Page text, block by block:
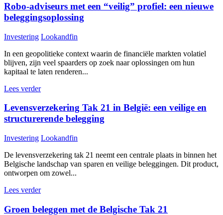
Robo-adviseurs met een “veilig” profiel: een nieuwe
beleggingsoplossing
Investering Lookandfin
In een geopolitieke context waarin de financiële markten volatiel
blijven, zijn veel spaarders op zoek naar oplossingen om hun
kapitaal te laten renderen...
Lees verder
Levensverzekering Tak 21 in België: een veilige en
structurerende belegging
Investering Lookandfin
De levensverzekering tak 21 neemt een centrale plaats in binnen het
Belgische landschap van sparen en veilige beleggingen. Dit product,
ontworpen om zowel...
Lees verder
Groen beleggen met de Belgische Tak 21